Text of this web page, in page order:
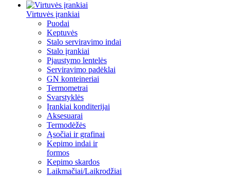
Virtuvės įrankiai
Puodai
Keptuvės
Stalo serviravimo indai
Stalo įrankiai
Pjaustymo lentelės
Serviravimo padėklai
GN konteineriai
Termometrai
Svarstyklės
Įrankiai konditerijai
Aksesuarai
Termodėžės
Ąsočiai ir grafinai
Kepimo indai ir
formos
Kepimo skardos
Laikmačiai/Laikrodžiai